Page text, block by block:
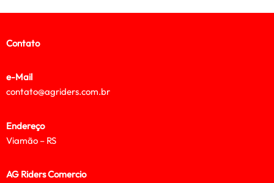
Contato
e-Mail
contato@agriders.com.br
Endereço
Viamão – RS
AG Riders Comercio